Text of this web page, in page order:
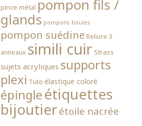
pince métal pompon fils /
glands pompons boules
pompon suédine Reliure 3
anneaux simili cuir Strass
sujets acryliques supports
plexi Tuto élastique coloré
épingleétiquettes
bijoutierétoile nacrée